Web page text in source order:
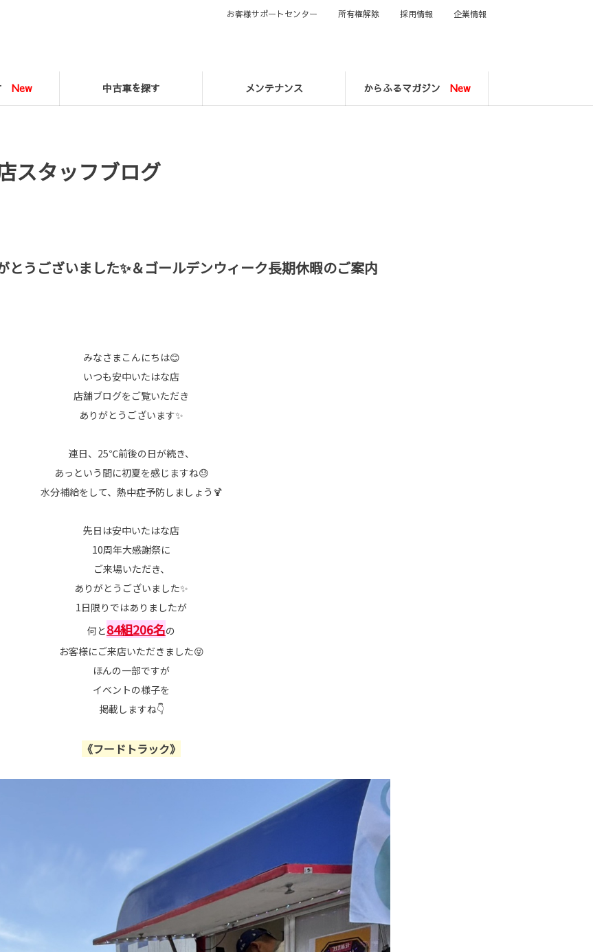
New 中古車を探す メンテナンス からふるマガジン New
お客様サポートセンター 所有権解除 採用情報 企業情報
スタッフブログ
とうございました✨＆ゴールデンウィーク長期休暇のご案内
みなさまこんにちは😊
いつも安中いたはな店
店舗ブログをご覧いただき
ありがとうございます✨
連日、25℃前後の日が続き、
あっという間に初夏を感じますね😓
水分補給をして、熱中症予防しましょう🍹
先日は安中いたはな店
10周年大感謝祭に
ご来場いただき、
ありがとうございました✨
1日限りではありましたが
何と84組206名の
お客様にご来店いただきました😝
ほんの一部ですが
イベントの様子を
掲載しますね👇
《フードトラック》